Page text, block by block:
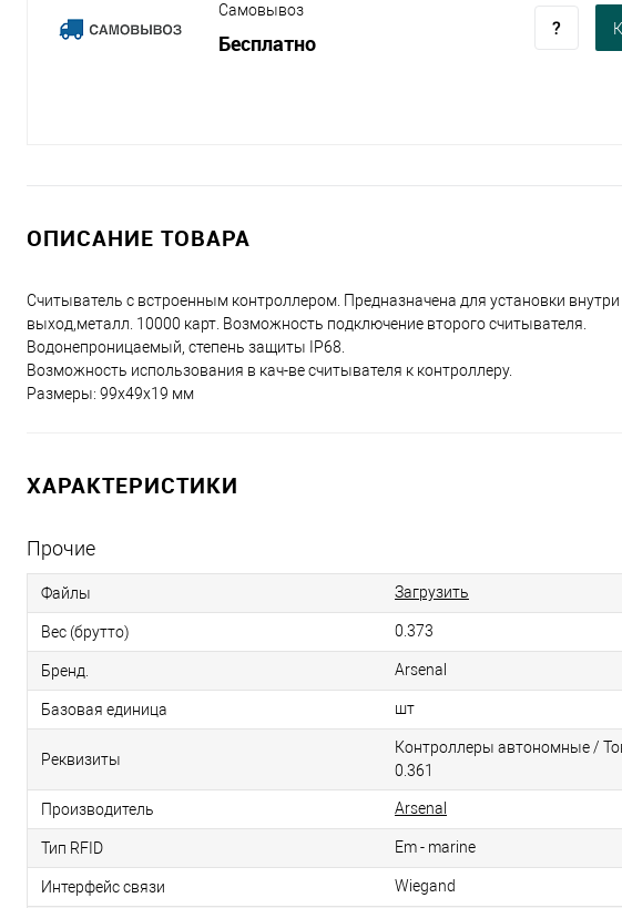
Самовывоз
Бесплатно
ОПИСАНИЕ ТОВАРА
Считыватель с встроенным контроллером. Предназначена для установки
выход,металл. 10000 карт. Возможность подключение второго считывателя.
Водонепроницаемый, cтепень защиты IP68.
Возможность использования в кач-ве считывателя к контроллеру.
Размеры: 99х49х19 мм
ХАРАКТЕРИСТИКИ
Прочие
Файлы Загрузить
Вес (брутто) 0.373
Бренд. Arsenal
Базовая единица шт
Реквизиты
Контроллеры автономные /
0.361
Производитель Arsenal
Тип RFID Em - marine
Интерфейс связи Wiegand